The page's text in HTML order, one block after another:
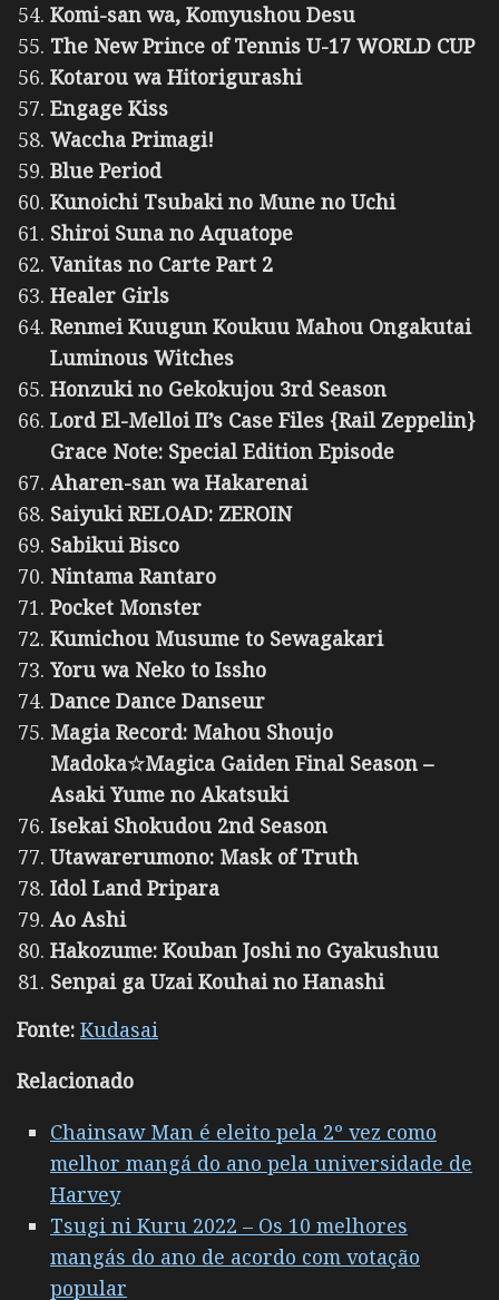
Komi-san wa, Komyushou Desu
The New Prince of Tennis U-17 WORLD CUP
Kotarou wa Hitorigurashi
Engage Kiss
Waccha Primagi!
Blue Period
Kunoichi Tsubaki no Mune no Uchi
Shiroi Suna no Aquatope
Vanitas no Carte Part 2
Healer Girls
Renmei Kuugun Koukuu Mahou Ongakutai
Luminous Witches
Honzuki no Gekokujou 3rd Season
Lord El-Melloi II’s Case Files {Rail Zeppelin}
Grace Note: Special Edition Episode
Aharen-san wa Hakarenai
Saiyuki RELOAD: ZEROIN
Sabikui Bisco
Nintama Rantaro
Pocket Monster
Kumichou Musume to Sewagakari
Yoru wa Neko to Issho
Dance Dance Danseur
Magia Record: Mahou Shoujo
Madoka☆Magica Gaiden Final Season –
Asaki Yume no Akatsuki
Isekai Shokudou 2nd Season
Utawarerumono: Mask of Truth
Idol Land Pripara
Ao Ashi
Hakozume: Kouban Joshi no Gyakushuu
Senpai ga Uzai Kouhai no Hanashi
Fonte: Kudasai
Relacionado
Chainsaw Man é eleito pela 2º vez como
melhor mangá do ano pela universidade de
Harvey
Tsugi ni Kuru 2022 – Os 10 melhores
mangás do ano de acordo com votação
popular